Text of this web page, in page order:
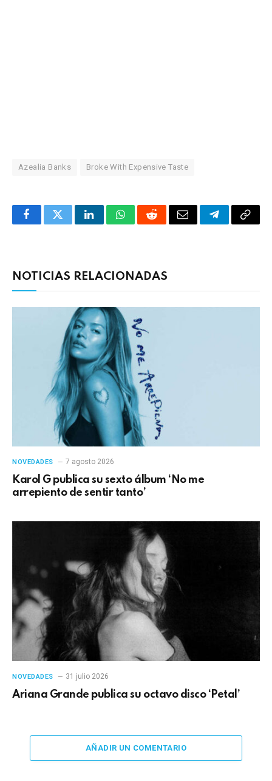
Azealia Banks Broke With Expensive Taste
FacebookTwitterLinkedInWhatsAppRedditCorreoTelegrama
NOTICIAS RELACIONADAS
NOVEDADES 7 agosto 2026
Karol G publica su sexto álbum ‘No me
arrepiento de sentir tanto’
NOVEDADES 31 julio 2026
Ariana Grande publica su octavo disco ‘Petal’
AÑADIR UN COMENTARIO